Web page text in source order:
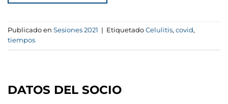
Publicado en Sesiones 2021 | Etiquetado Celulitis, covid,
tiempos
DATOS DEL SOCIO